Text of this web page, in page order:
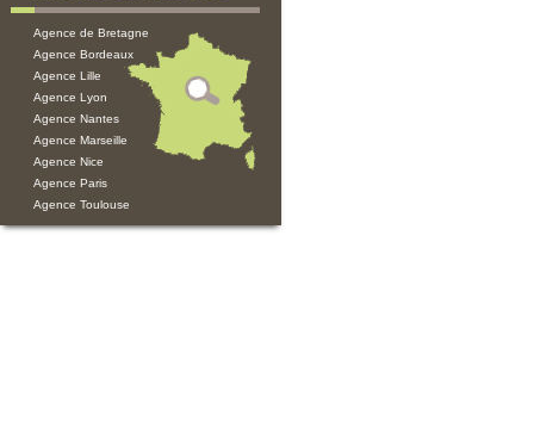
Agence de Bretagne
Agence Bordeaux
Agence Lille
Agence Lyon
Agence Nantes
Agence Marseille
Agence Nice
Agence Paris
Agence Toulouse